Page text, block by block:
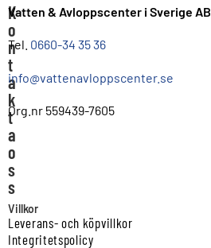
K
o
n
t
a
k
t
a
o
s
s
Vatten & Avloppscenter i Sverige AB
Tel. 0660-34 35 36
info@vattenavloppscenter.se
Org.nr 559439-7605
Villkor
Leverans- och köpvillkor
Integritetspolicy